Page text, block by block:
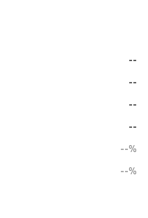
--
--
--
--
--%
--%